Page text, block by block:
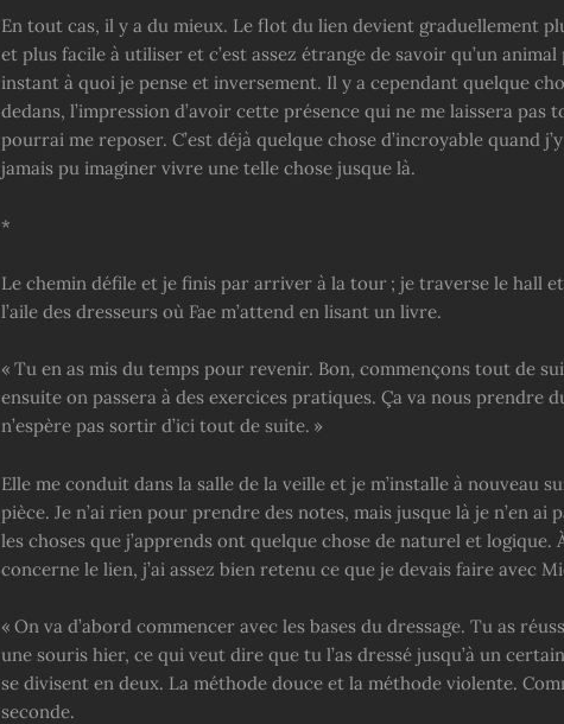
En tout cas, il y a du mieux. Le flot du lien devient graduellement
et plus facile à utiliser et c’est assez étrange de savoir qu’un
instant à quoi je pense et inversement. Il y a cependant quelque
dedans, l’impression d’avoir cette présence qui ne me laissera pas
pourrai me reposer. C’est déjà quelque chose d’incroyable quand
jamais pu imaginer vivre une telle chose jusque là.
*
Le chemin défile et je finis par arriver à la tour ; je traverse le hall
l’aile des dresseurs où Fae m’attend en lisant un livre.
« Tu en as mis du temps pour revenir. Bon, commençons tout de
ensuite on passera à des exercices pratiques. Ça va nous prendre
n’espère pas sortir d’ici tout de suite. »
Elle me conduit dans la salle de la veille et je m’installe à nouveau
pièce. Je n’ai rien pour prendre des notes, mais jusque là je n’en ai
les choses que j’apprends ont quelque chose de naturel et logique.
concerne le lien, j’ai assez bien retenu ce que je devais faire avec
« On va d’abord commencer avec les bases du dressage. Tu as
une souris hier, ce qui veut dire que tu l’as dressé jusqu’à un
se divisent en deux. La méthode douce et la méthode violente.
seconde.